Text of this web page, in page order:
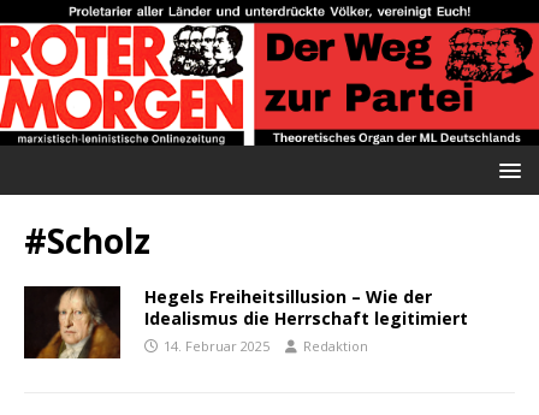
#Scholz
Hegels Freiheitsillusion – Wie der
Idealismus die Herrschaft legitimiert
14. Februar 2025 Redaktion